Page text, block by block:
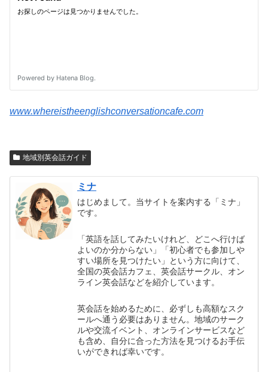
www.whereistheenglishconversationcafe.com
地域別英会話ガイド
ミナ
はじめまして。当サイトを案内する「ミナ」
です。
「英語を話してみたいけれど、どこへ行けば
よいのか分からない」「初心者でも参加しや
すい場所を見つけたい」という方に向けて、
全国の英会話カフェ、英会話サークル、オン
ライン英会話などを紹介しています。
英会話を始めるために、必ずしも高額なスク
ールへ通う必要はありません。地域のサーク
ルや交流イベント、オンラインサービスなど
も含め、自分に合った方法を見つけるお手伝
いができれば幸いです。